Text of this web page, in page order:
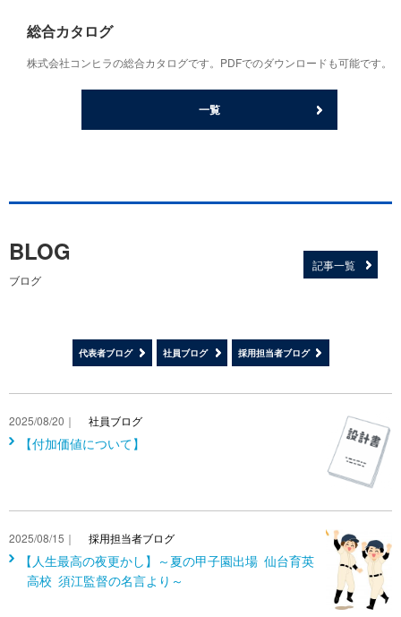
総合カタログ
株式会社コンヒラの総合カタログです。PDFでのダウンロードも可能です。
一覧
BLOG
ブログ
記事一覧
代表者ブログ 社員ブログ 採用担当者ブログ
2025/08/20｜ 社員ブログ
【付加価値について】
2025/08/15｜ 採用担当者ブログ
【人生最高の夜更かし】～夏の甲子園出場 仙台育英
高校 須江監督の名言より～